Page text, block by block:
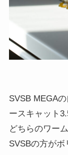
SVSB MEGA
ースキャット
どちらのワー
SVSBの方がボ